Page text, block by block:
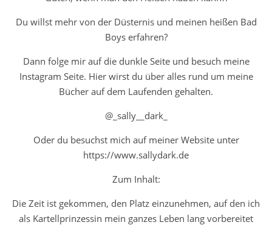
Du willst mehr von der Düsternis und meinen heißen Bad
Boys erfahren?
Dann folge mir auf die dunkle Seite und besuch meine
Instagram Seite. Hier wirst du über alles rund um meine
Bücher auf dem Laufenden gehalten.
@_sally__dark_
Oder du besuchst mich auf meiner Website unter
https://www.sallydark.de
Zum Inhalt:
Die Zeit ist gekommen, den Platz einzunehmen, auf den ich
als Kartellprinzessin mein ganzes Leben lang vorbereitet